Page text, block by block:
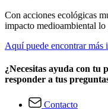
Con acciones ecológicas
impacto medioambiental lo
Aquí puede encontrar más
¿Necesitas ayuda con tu
responder a tus
Contacto